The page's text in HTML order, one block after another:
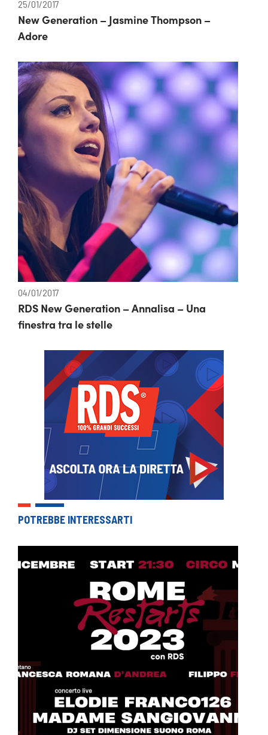
25/01/2017
New Generation – Jasmine Thompson –
Adore
04/01/2017
RDS New Generation – Annalisa – Una
finestra tra le stelle
POTREBBE INTERESSARTI